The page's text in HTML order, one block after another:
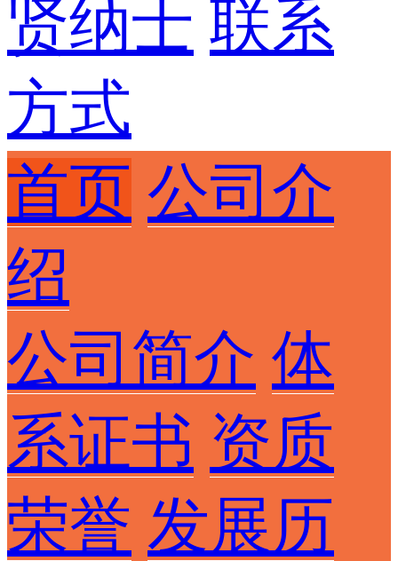
贤纳士 联系
方式
首页 公司介
绍
公司简介 体
系证书 资质
荣誉 发展历